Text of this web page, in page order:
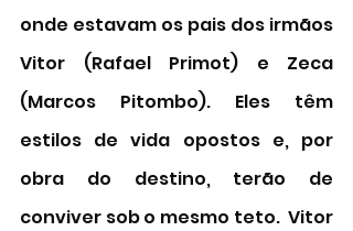
onde estavam os pais dos irmãos
Vitor (Rafael Primot) e Zeca
(Marcos Pitombo). Eles têm
estilos de vida opostos e, por
obra do destino, terão de
conviver sob o mesmo teto.  Vitor